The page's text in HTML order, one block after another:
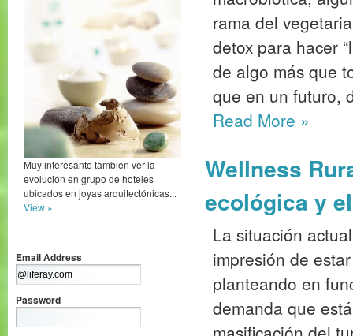
Muy interesante también ver la
evolución en grupo de hoteles
ubicados en joyas arquitectónicas...
View »
Email Address
Password
rama del
detox para hacer
de algo más que
que en un futuro,
Read More »
Wellness
ecológica y
La situación
impresión de
planteando en
demanda que